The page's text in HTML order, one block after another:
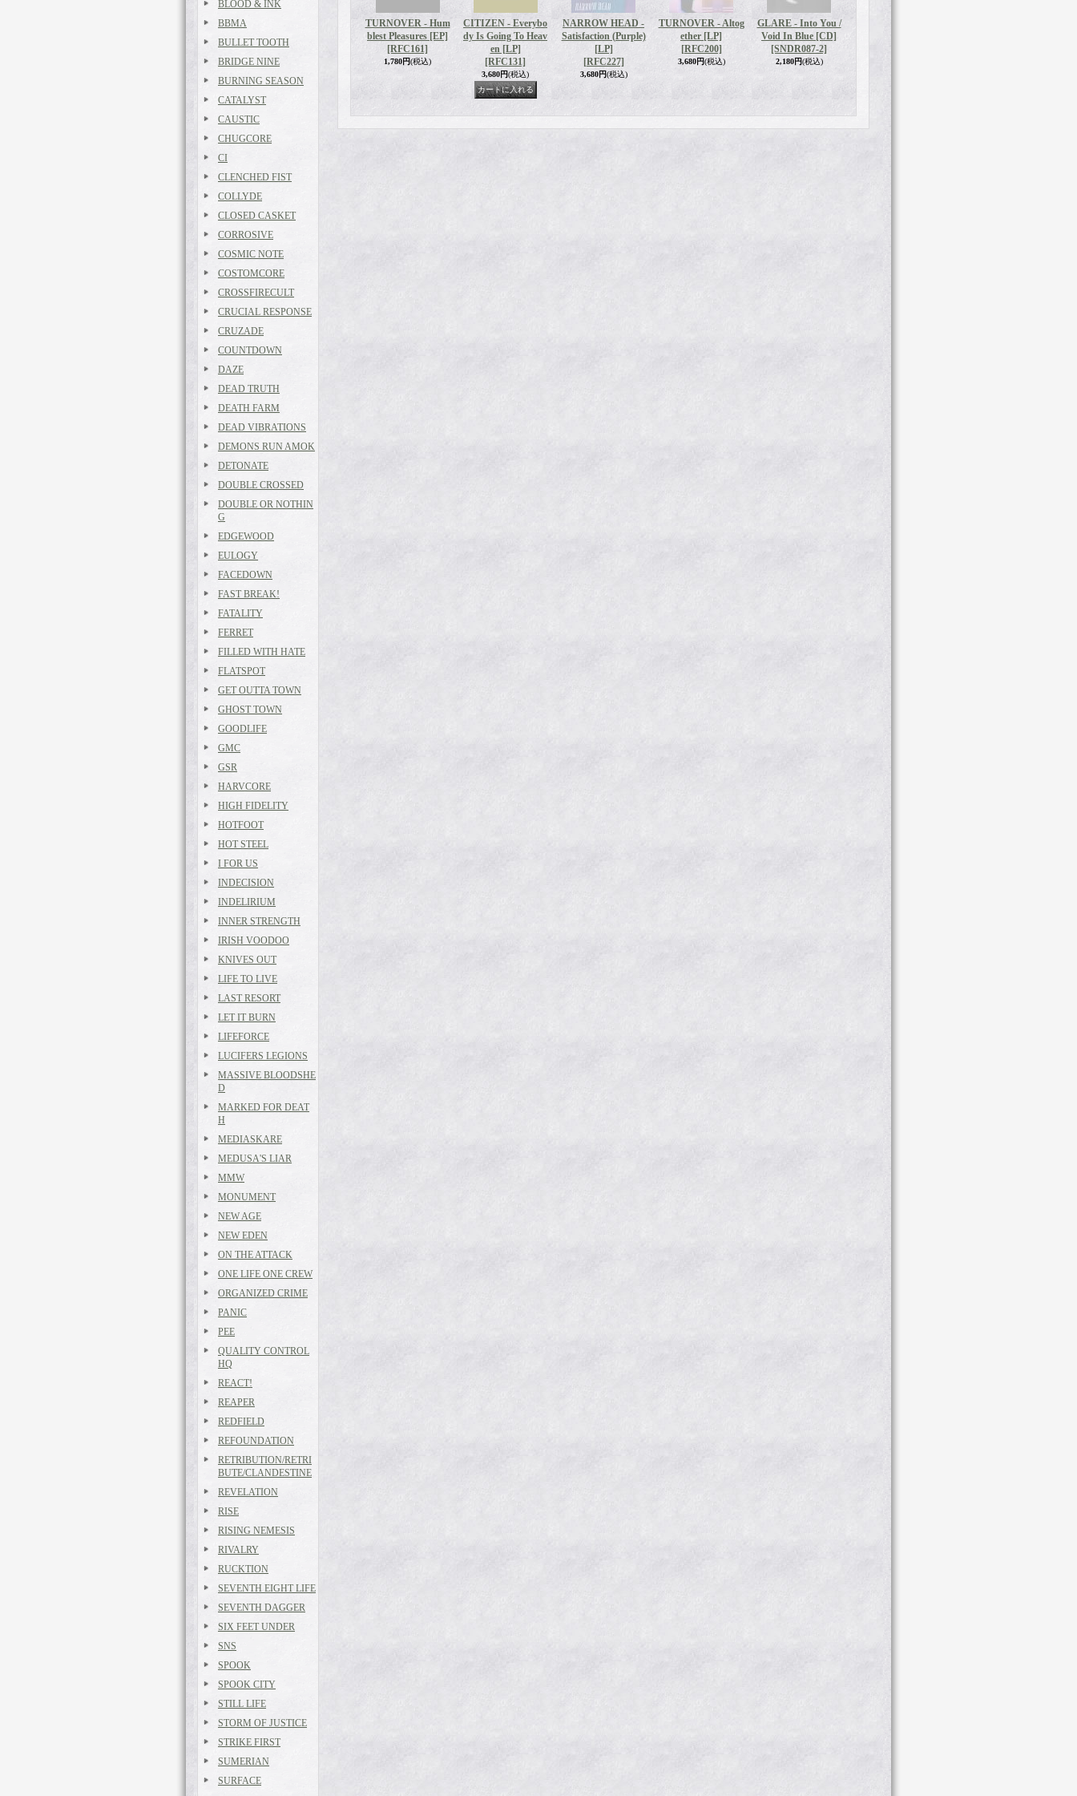
BLOOD & INK
BBMA
BULLET TOOTH
BRIDGE NINE
BURNING SEASON
CATALYST
CAUSTIC
CHUGCORE
CI
CLENCHED FIST
COLLYDE
CLOSED CASKET
CORROSIVE
COSMIC NOTE
COSTOMCORE
CROSSFIRECULT
CRUCIAL RESPONSE
CRUZADE
COUNTDOWN
DAZE
DEAD TRUTH
DEATH FARM
DEAD VIBRATIONS
DEMONS RUN AMOK
DETONATE
DOUBLE CROSSED
DOUBLE OR NOTHIN
G
EDGEWOOD
EULOGY
FACEDOWN
FAST BREAK!
FATALITY
FERRET
FILLED WITH HATE
FLATSPOT
GET OUTTA TOWN
GHOST TOWN
GOODLIFE
GMC
GSR
HARVCORE
HIGH FIDELITY
HOTFOOT
HOT STEEL
I FOR US
INDECISION
INDELIRIUM
INNER STRENGTH
IRISH VOODOO
KNIVES OUT
LIFE TO LIVE
LAST RESORT
LET IT BURN
LIFEFORCE
LUCIFERS LEGIONS
MASSIVE BLOODSHE
D
MARKED FOR DEAT
H
MEDIASKARE
MEDUSA'S LIAR
MMW
MONUMENT
NEW AGE
NEW EDEN
ON THE ATTACK
ONE LIFE ONE CREW
ORGANIZED CRIME
PANIC
PEE
QUALITY CONTROL
HQ
REACT!
REAPER
REDFIELD
REFOUNDATION
RETRIBUTION/RETRI
BUTE/CLANDESTINE
REVELATION
RISE
RISING NEMESIS
RIVALRY
RUCKTION
SEVENTH EIGHT LIFE
SEVENTH DAGGER
SIX FEET UNDER
SNS
SPOOK
SPOOK CITY
STILL LIFE
STORM OF JUSTICE
STRIKE FIRST
SUMERIAN
SURFACE
TURNOVER - Hum
blest Pleasures [EP]
[RFC161]
1,780円(税込)
CITIZEN - Everybo
dy Is Going To Heav
en [LP]
[RFC131]
3,680円(税込)
NARROW HEAD -
Satisfaction (Purple)
[LP]
[RFC227]
3,680円(税込)
TURNOVER - Altog
ether [LP]
[RFC200]
3,680円(税込)
GLARE - Into You /
Void In Blue [CD]
[SNDR087-2]
2,180円(税込)